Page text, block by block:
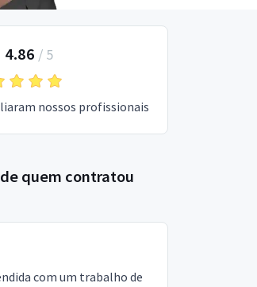
4.86 / 5
nossos profissionais
quem contratou
com um trabalho de